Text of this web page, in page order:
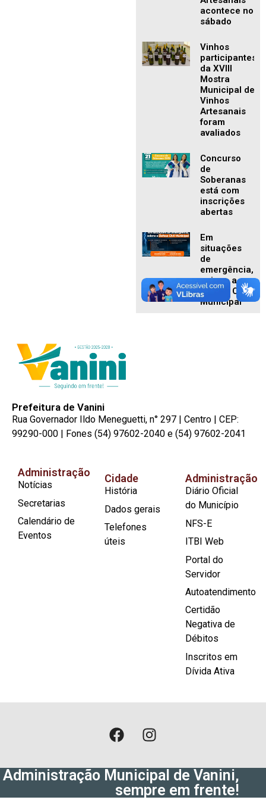
acontece no
sábado
Vinhos
participantes
da XVIII
Mostra
Municipal de
Vinhos
Artesanais
foram
avaliados
Concurso
de
Soberanas
está com
inscrições
abertas
Em
situações
de
emergência,
acione a
Defesa Civil
Municipal
Prefeitura de Vanini
Rua Governador Ildo Meneguetti, n° 297 | Centro | CEP:
99290-000 | Fones (54) 97602-2040 e (54) 97602-2041
Administração
Notícias
Secretarias
Calendário de
Eventos
Cidade
História
Dados gerais
Telefones
úteis
Administração
Diário Oficial
do Município
NFS-E
ITBI Web
Portal do
Servidor
Autoatendimento
Certidão
Negativa de
Débitos
Inscritos em
Dívida Ativa
Administração Municipal de Vanini,
sempre em frente!